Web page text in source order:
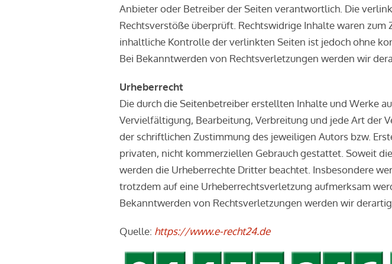
Anbieter oder Betreiber der Seiten verantwortlich. Die
Rechtsverstöße überprüft. Rechtswidrige Inhalte waren
inhaltliche Kontrolle der verlinkten Seiten ist jedoch ohne
Bei Bekanntwerden von Rechtsverletzungen werden wir
Urheberrecht
Die durch die Seitenbetreiber erstellten Inhalte und Werke
Vervielfältigung, Bearbeitung, Verbreitung und jede Art der
der schriftlichen Zustimmung des jeweiligen Autors bzw.
privaten, nicht kommerziellen Gebrauch gestattet. Soweit
werden die Urheberrechte Dritter beachtet. Insbesondere
trotzdem auf eine Urheberrechtsverletzung aufmerksam
Bekanntwerden von Rechtsverletzungen werden wir
Quelle: https://www.e-recht24.de